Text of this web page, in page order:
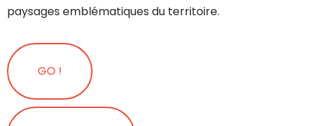
paysages emblématiques du territoire.
GO !